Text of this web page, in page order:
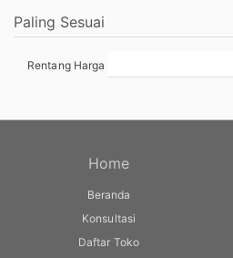
Rentang Harga
Home
Beranda
Konsultasi
Daftar Toko